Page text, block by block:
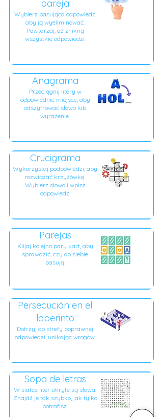
pareja
Wybierz pasująca odpowiedź,
aby ją wyeliminować.
Powtarzaj, aż znikną
wszystkie odpowiedzi.
Anagrama
Przeciągnij litery w
odpowiednie miejsce, aby
odszyfrować słowo lub
wyrażenie.
Crucigrama
Wykorzystaj podpowiedzi, aby
rozwiązać krzyżówkę.
Wybierz słowo i wpisz
odpowiedź.
Parejas
Klijaj kolejno pary kart, aby
sprawdzić, czy do siebie
pasują.
Persecución en el
laberinto
Dotrzyj do strefy poprawnej
odpowiedzi, unikając wrogów.
Sopa de letras
W siatce liter ukryte są słowa.
Znajdź je tak szybko, jak tylko
potrafisz.